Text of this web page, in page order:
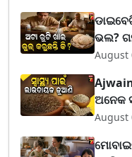
ଭଲ?
August
ଅନେକ
August